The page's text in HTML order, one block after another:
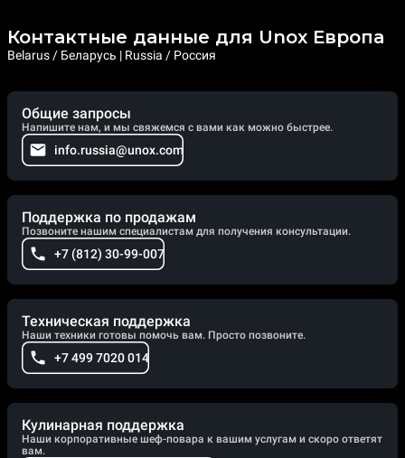
Контактные данные для Unox Европа
Belarus / Беларусь | Russia / Россия
Общие запросы
Напишите нам, и мы свяжемся с вами как можно быстрее.
info.russia@unox.com
Поддержка по продажам
Позвоните нашим специалистам для получения консультации.
+7 (812) 30-99-007
Техническая поддержка
Наши техники готовы помочь вам. Просто позвоните.
+7 499 7020 014
Кулинарная поддержка
Наши корпоративные шеф-повара к вашим услугам и скоро ответят
вам.